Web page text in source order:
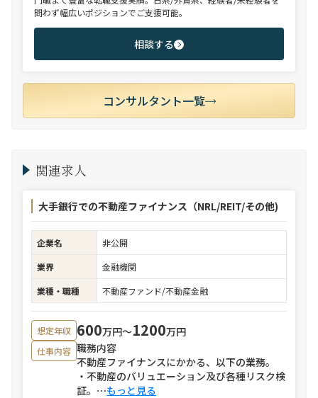
問わず幅広いポジションでご支援可能。
相談する
コンサルタント一覧
関連求人
大手銀行での不動産ファイナンス（NRL/REIT/その他)
企業名
非公開
業界
金融機関
業種・職種
不動産ファンド/不動産金融
想定年収 600万円〜1200万円
仕事内容 職務内容
不動産ファイナンスにかかる、以下の業務。
・不動産のバリュエーション及び各種リスク検
証。 ⋯もっと見る